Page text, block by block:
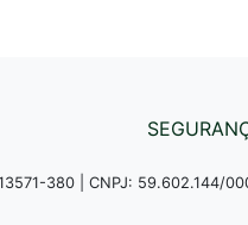
380 | CNPJ: 59.602.144/